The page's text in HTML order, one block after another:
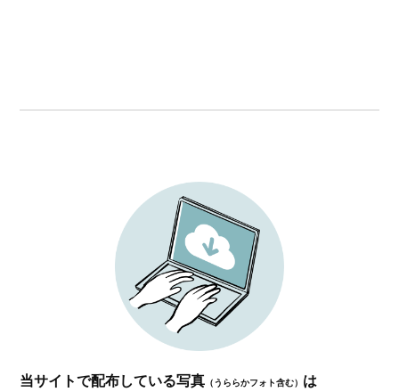
当サイトで配布している写真 （うららかフォト含む） は